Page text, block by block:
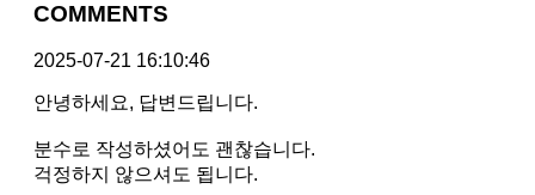
COMMENTS
2025-07-21 16:10:46
안녕하세요, 답변드립니다.
분수로 작성하셨어도 괜찮습니다.
걱정하지 않으셔도 됩니다.